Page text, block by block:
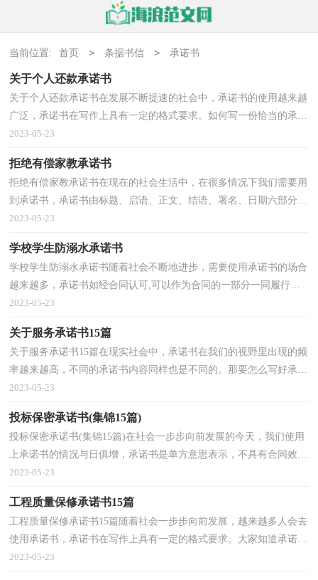
当前位置: 首页 > 条据书信 > 承诺书
关于个人还款承诺书
关于个人还款承诺书在发展不断提速的社会中，承诺书的使用越来越
广泛，承诺书在写作上具有一定的格式要求。如何写一份恰当的承诺
书呢？以下是小编帮大家整理的关于个人还款承诺书...
2023-05-23
拒绝有偿家教承诺书
拒绝有偿家教承诺书在现在的社会生活中，在很多情况下我们需要用
到承诺书，承诺书由标题、启语、正文、结语、署名、日期六部分组
成。如何写一份恰当的承诺书呢？以下是小编精心整...
2023-05-23
学校学生防溺水承诺书
学校学生防溺水承诺书随着社会不断地进步，需要使用承诺书的场合
越来越多，承诺书如经合同认可,可以作为合同的一部分一同履行。
为了让您在写承诺书时更加简单方便，以下是小编整...
2023-05-23
关于服务承诺书15篇
关于服务承诺书15篇在现实社会中，承诺书在我们的视野里出现的频
率越来越高，不同的承诺书内容同样也是不同的。那要怎么写好承诺
书呢？以下是小编收集整理的关于服务承诺书，希望能...
2023-05-23
投标保密承诺书(集锦15篇)
投标保密承诺书(集锦15篇)在社会一步步向前发展的今天，我们使用
上承诺书的情况与日俱增，承诺书是单方意思表示，不具有合同效
力。写起承诺书来就毫无头绪？下面是小编精心整理的投...
2023-05-23
工程质量保修承诺书15篇
工程质量保修承诺书15篇随着社会一步步向前发展，越来越多人会去
使用承诺书，承诺书在写作上具有一定的格式要求。大家知道承诺书
的格式吗？以下是小编帮大家整理的工程质量保修承...
2023-05-23